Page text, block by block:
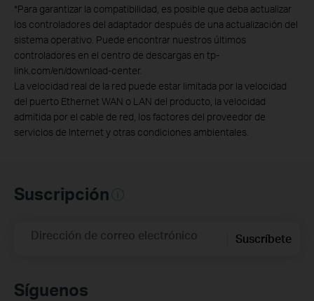
*Para garantizar la compatibilidad, es posible que deba actualizar
los controladores del adaptador después de una actualización del
sistema operativo. Puede encontrar nuestros últimos
controladores en el centro de descargas en tp-
link.com/en/download-center.
La velocidad real de la red puede estar limitada por la velocidad
del puerto Ethernet WAN o LAN del producto, la velocidad
admitida por el cable de red, los factores del proveedor de
servicios de Internet y otras condiciones ambientales.
Suscripción
Dirección de correo electrónico Suscríbete
Síguenos